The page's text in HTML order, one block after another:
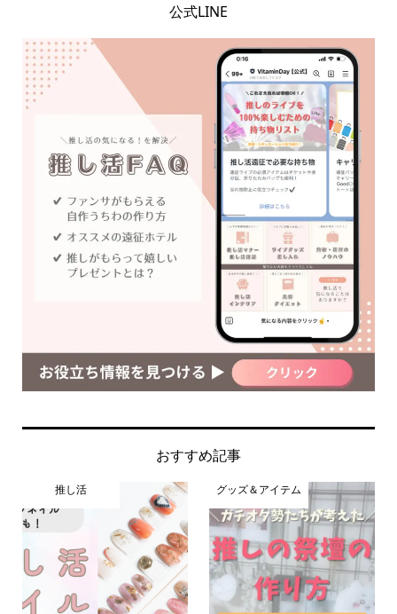
公式LINE
おすすめ記事
推し活 グッズ＆アイテム